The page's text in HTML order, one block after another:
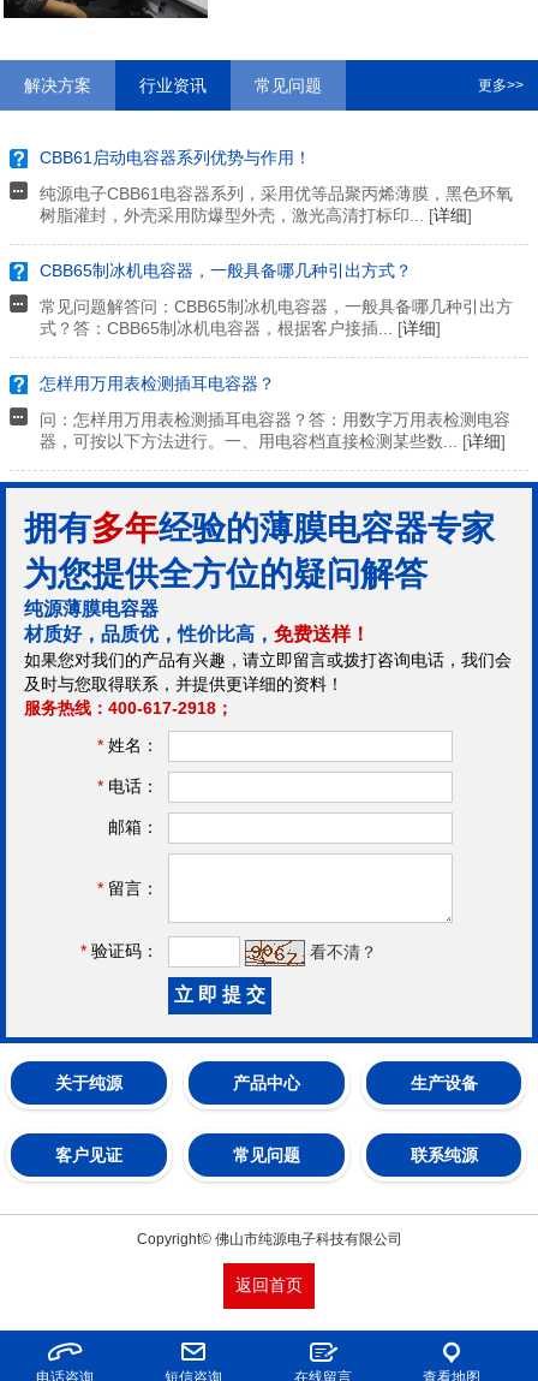
解决方案 行业资讯 常见问题 更多>>
CBB61启动电容器系列优势与作用！
纯源电子CBB61电容器系列，采用优等品聚丙烯薄膜，黑色环氧
树脂灌封，外壳采用防爆型外壳，激光高清打标印... [详细]
CBB65制冰机电容器，一般具备哪几种引出方式？
常见问题解答问：CBB65制冰机电容器，一般具备哪几种引出方
式？答：CBB65制冰机电容器，根据客户接插... [详细]
怎样用万用表检测插耳电容器？
问：怎样用万用表检测插耳电容器？答：用数字万用表检测电容
器，可按以下方法进行。一、用电容档直接检测某些数... [详细]
拥有多年经验的薄膜电容器专家
为您提供全方位的疑问解答
纯源薄膜电容器
材质好，品质优，性价比高， 免费送样！
如果您对我们的产品有兴趣，请立即留言或拨打咨询电话，我们会
及时与您取得联系，并提供更详细的资料！
服务热线：400-617-2918；
* 姓名：
* 电话：
邮箱：
* 留言：
* 验证码： 看不清？
关于纯源 产品中心 生产设备
客户见证 常见问题 联系纯源
Copyright© 佛山市纯源电子科技有限公司
返回首页
电话咨询 短信咨询 在线留言 查看地图